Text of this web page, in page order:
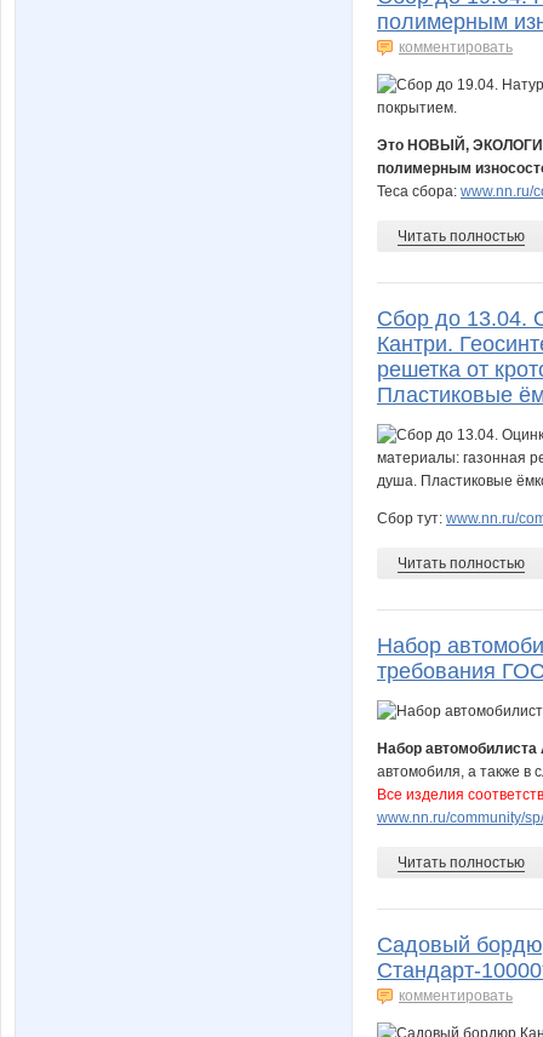
полимерным
комментировать
Это НОВЫЙ,
полимерным
Теса сбора: www.nn.ru/
Читать полностью
Сбор до 13.04.
Кантри.
решетка от
Пластиковые
Сбор тут: www.nn.ru/
Читать полностью
Набор
требования
Набор
автомобиля, а также в
Все изделия
www.nn.ru/community/
Читать полностью
Садовый
Стандарт-
комментировать